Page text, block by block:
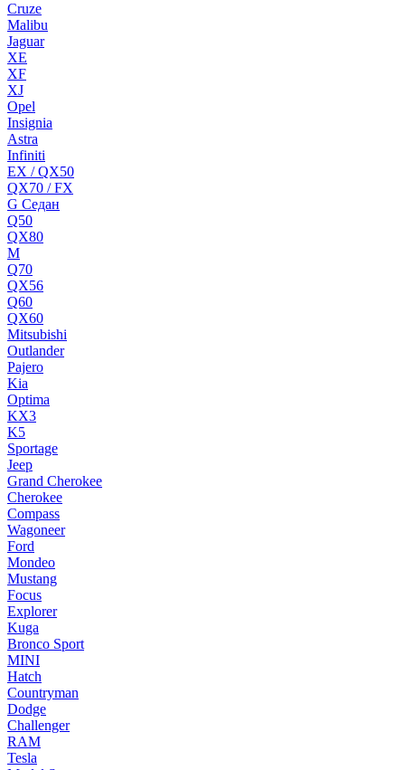
Cruze
Malibu
Jaguar
XE
XF
XJ
Opel
Insignia
Astra
Infiniti
EX / QX50
QX70 / FX
G Cедан
Q50
QX80
M
Q70
QX56
Q60
QX60
Mitsubishi
Outlander
Pajero
Kia
Optima
KX3
K5
Sportage
Jeep
Grand Cherokee
Cherokee
Compass
Wagoneer
Ford
Mondeo
Mustang
Focus
Explorer
Kuga
Bronco Sport
MINI
Hatch
Countryman
Dodge
Challenger
RAM
Tesla